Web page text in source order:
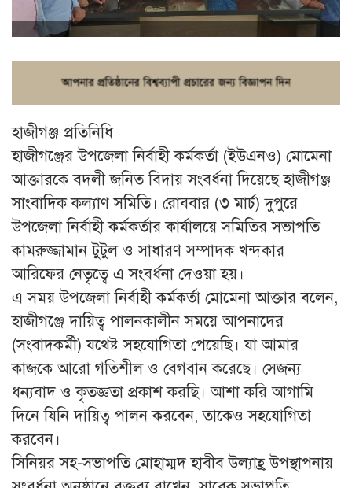
হাজীগঞ্জ প্রতিনিধি
হাজীগঞ্জের উপজেলা নির্বাহী কর্মকর্তা (ইউএনও) মোমেনা
আক্তারকে বদলী জনিত বিদায় সংবর্ধনা দিয়েছে হাজীগঞ্জ
সাংবাদিক কল্যাণ সমিতি। রোববার (৩ মার্চ) দুপুরে
উপজেলা নির্বাহী কর্মকর্তার কার্যালয়ে সমিতির সভাপতি
কামরুজ্জামান টুটুল ও সাধারণ সম্পাদক খন্দকার
আরিফের নেতৃত্বে এ সংবর্ধনা দেওয়া হয়।
এ সময় উপজেলা নির্বাহী কর্মকর্তা মোমেনা আক্তার বলেন,
হাজীগঞ্জে দায়িত্ব পালনকালীন সময়ে আপনাদের
(সংবাদকর্মী) যথেষ্ট সহযোগিতা পেয়েছি। যা আমার
কাজকে আরো গতিশীল ও বেগবান করেছে। সেজন্য
ধন্যবাদ ও কৃতজ্ঞতা প্রকাশ করছি। আশা করি আগামি
দিনে যিনি দায়িত্ব পালন করবেন, তাকেও সহযোগিতা
করবেন।
সিনিয়র সহ-সভাপতি মোহাম্মদ হাবীব উল্যাহ্র উপস্থাপনায়